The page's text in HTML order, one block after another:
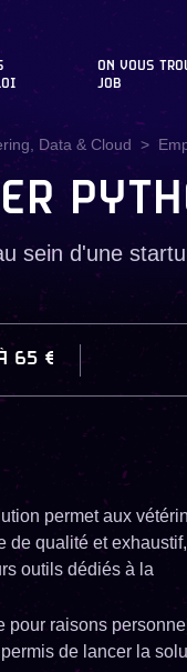
ON VOUS
JOB
Data & Cloud
sein d'une
65 €
permet aux
de qualité et
outils dédiés à la
pour raisons
de lancer la